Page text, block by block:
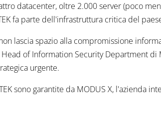
datacenter, oltre 2.000 server (poco
fa parte dell'infrastruttura critica del
lascia spazio alla compromissione
of Information Security Department di
urgente.
sono garantite da MODUS X, l'azienda